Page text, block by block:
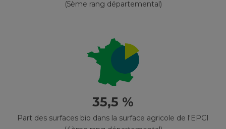
(5ème rang départemental)
35,5 %
Part des surfaces bio dans la surface agricole de l'EPCI